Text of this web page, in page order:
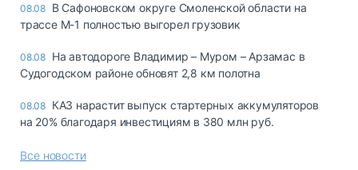
08.08 В Сафоновском округе Смоленской области на
трассе М-1 полностью выгорел грузовик
08.08 На автодороге Владимир – Муром – Арзамас в
Судогодском районе обновят 2,8 км полотна
08.08 КАЗ нарастит выпуск стартерных аккумуляторов
на 20% благодаря инвестициям в 380 млн руб.
Все новости